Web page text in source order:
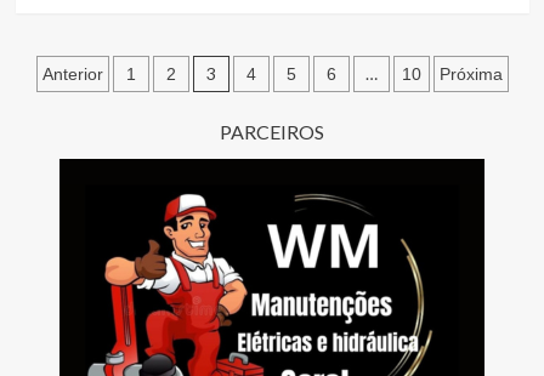
Paginação
posts
Anterior 1 2 3 4 5 6 … 10 Próxima
PARCEIROS